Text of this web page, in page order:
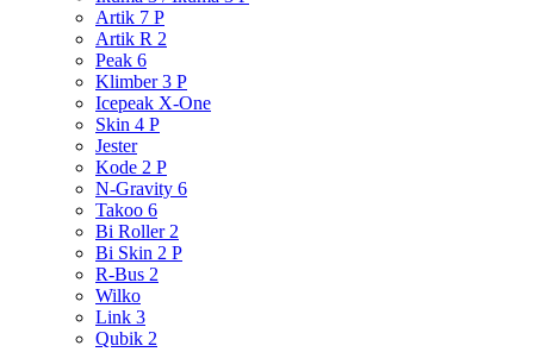
Artik 7 P
Artik R 2
Peak 6
Klimber 3 P
Icepeak X-One
Skin 4 P
Jester
Kode 2 P
N-Gravity 6
Takoo 6
Bi Roller 2
Bi Skin 2 P
R-Bus 2
Wilko
Link 3
Qubik 2